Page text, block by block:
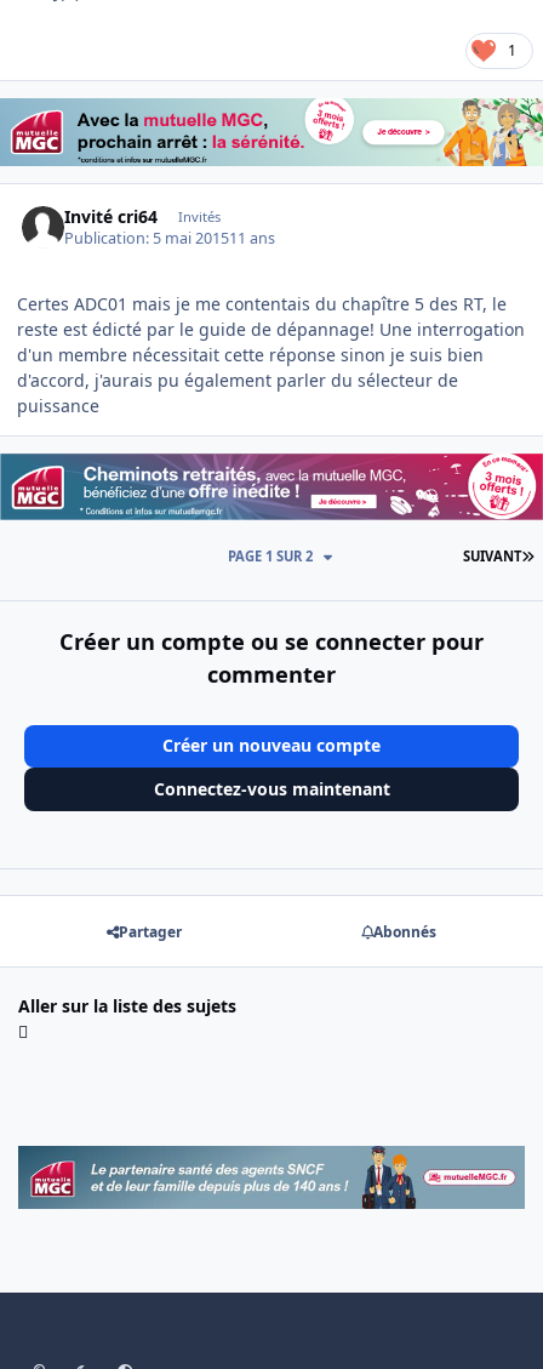
1
Invité cri64 Invités
Publication: 5 mai 201511 ans
Certes ADC01 mais je me contentais du chapître 5 des RT, le
reste est édicté par le guide de dépannage! Une interrogation
d'un membre nécessitait cette réponse sinon je suis bien
d'accord, j'aurais pu également parler du sélecteur de
puissance
SUIVANT
PAGE 1 SUR 2
Créer un compte ou se connecter pour
commenter
Créer un nouveau compte
Connectez-vous maintenant
Partager Abonnés
Aller sur la liste des sujets
Light ModeDark ModeSystem Preference